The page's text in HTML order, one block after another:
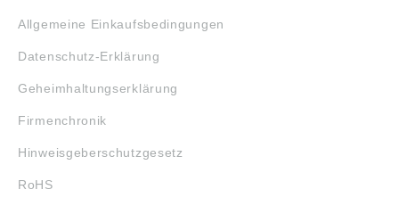
Allgemeine Einkaufsbedingungen
Datenschutz-Erklärung
Geheimhaltungserklärung
Firmenchronik
Hinweisgeberschutzgesetz
RoHS